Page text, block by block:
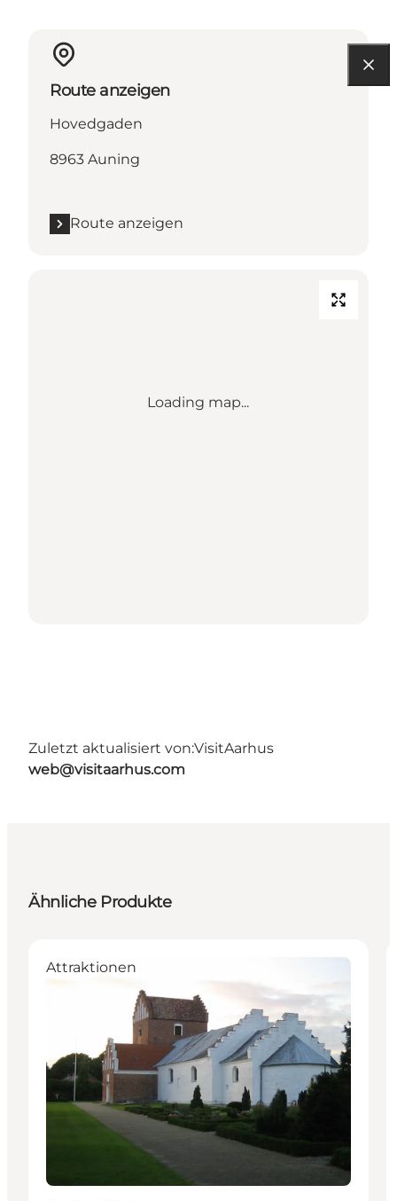
Route anzeigen
Hovedgaden
8963 Auning
Route anzeigen
Loading map...
Zuletzt aktualisiert von:VisitAarhus
web@visitaarhus.com
Ähnliche Produkte
Attraktionen